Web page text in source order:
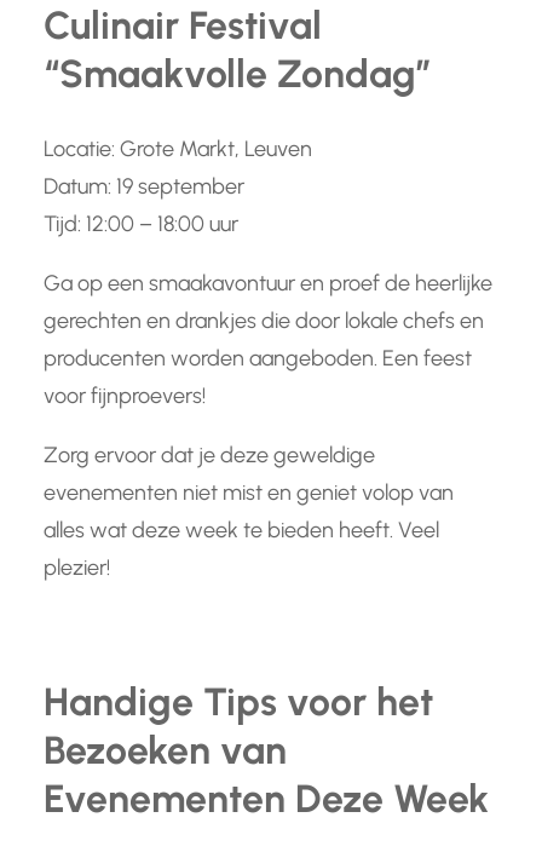
Culinair Festival
“Smaakvolle Zondag”
Locatie: Grote Markt, Leuven
Datum: 19 september
Tijd: 12:00 – 18:00 uur
Ga op een smaakavontuur en proef de heerlijke
gerechten en drankjes die door lokale chefs en
producenten worden aangeboden. Een feest
voor fijnproevers!
Zorg ervoor dat je deze geweldige
evenementen niet mist en geniet volop van
alles wat deze week te bieden heeft. Veel
plezier!
Handige Tips voor het
Bezoeken van
Evenementen Deze Week